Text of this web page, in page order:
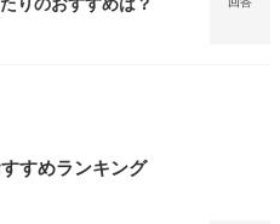
りのおすすめは？
すめランキング